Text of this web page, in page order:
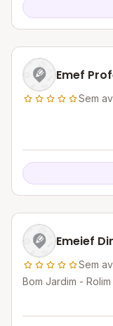
Emef
Sem
Emeief
Sem
Bom Jardim -